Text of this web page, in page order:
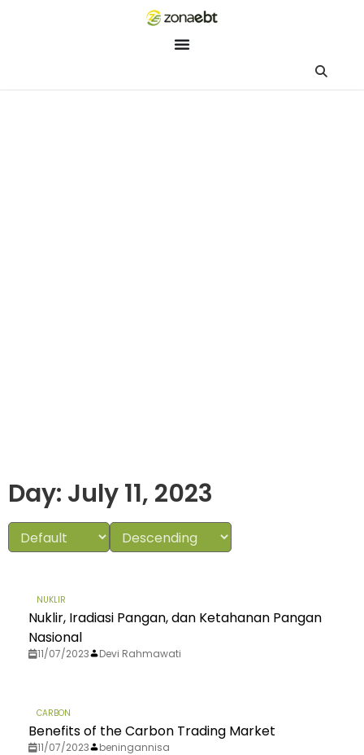
Day: July 11, 2023
NUKLIR
Nuklir, Iradiasi Pangan, dan Ketahanan Pangan
Nasional
11/07/2023 Devi Rahmawati
CARBON
Benefits of the Carbon Trading Market
11/07/2023 beningannisa